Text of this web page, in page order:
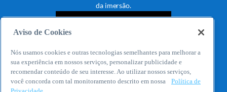
da imersão.
Aviso de Cookies
Nós usamos cookies e outras tecnologias semelhantes para melhorar a
sua experiência em nossos serviços, personalizar publicidade e
recomendar conteúdo de seu interesse. Ao utilizar nossos serviços,
você concorda com tal monitoramento descrito em nossa
Política de